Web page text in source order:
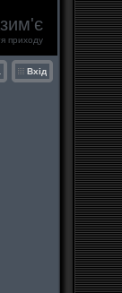
приходу
Вхід